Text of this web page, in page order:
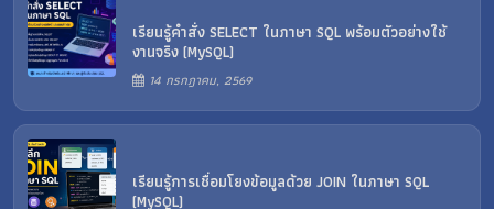
เรียนรู้คำสั่ง SELECT ในภาษา SQL พร้อมตัวอย่างใช้
งานจริง (MySQL)
14 กรกฎาคม, 2569
เรียนรู้การเชื่อมโยงข้อมูลด้วย JOIN ในภาษา SQL
(MySQL)